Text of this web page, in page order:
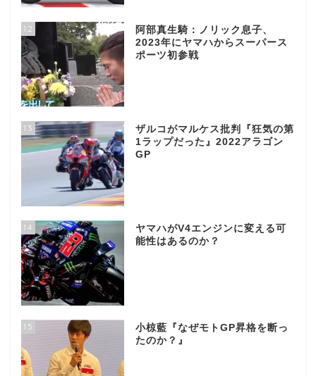
12
阿部真生騎：ノリック息子、
2023年にヤマハからスーパース
ポーツ初参戦
13
ザルコがマルケス批判『狂気の第
1ラップだった』2022アラゴン
GP
14
ヤマハがV4エンジンに変える可
能性はあるのか？
15
小椋藍『なぜモトGP昇格を断っ
たのか？』